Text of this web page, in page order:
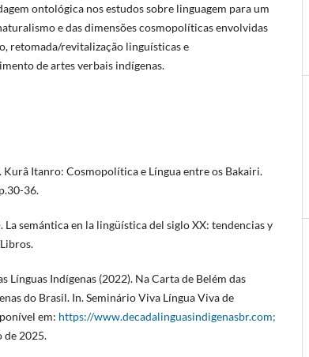
ontológica nos estudos sobre linguagem para um
e das dimensões cosmopolíticas envolvidas
retomada/revitalização linguísticas e
de artes verbais indígenas.
Kurâ Itanro: Cosmopolítica e Língua entre os Bakairi.
36.
La semántica en la lingüística del siglo XX: tendencias y
Línguas Indígenas (2022). Na Carta de Belém das
do Brasil. In. Seminário Viva Língua Viva de
em: https://www.decadalinguasindigenasbr.com;
de 2025.